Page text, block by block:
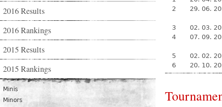
2016 Results
2016 Rankings
2015 Results
2015 Rankings
Minis
Minors
2
29. 06.
3
02. 03.
4
07. 09.
5
02. 02.
6
20. 10.